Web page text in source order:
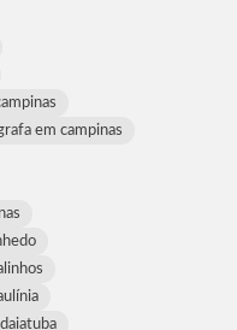
em campinas